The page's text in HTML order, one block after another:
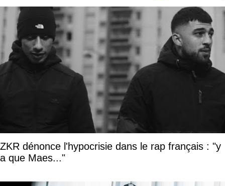
ZKR dénonce l'hypocrisie dans le rap français : "y
a que Maes..."